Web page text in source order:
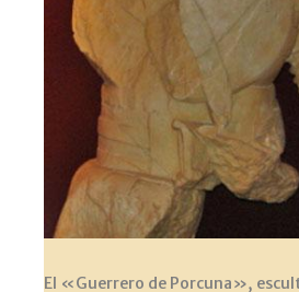
El «Guerrero de Porcuna»,